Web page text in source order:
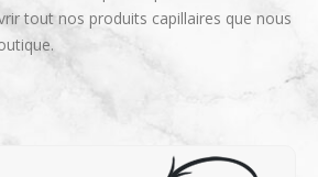
tout nos produits capillaires que nous